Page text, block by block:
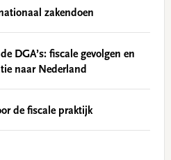
zakendoen
DGA’s: fiscale gevolgen en
naar Nederland
de fiscale praktijk